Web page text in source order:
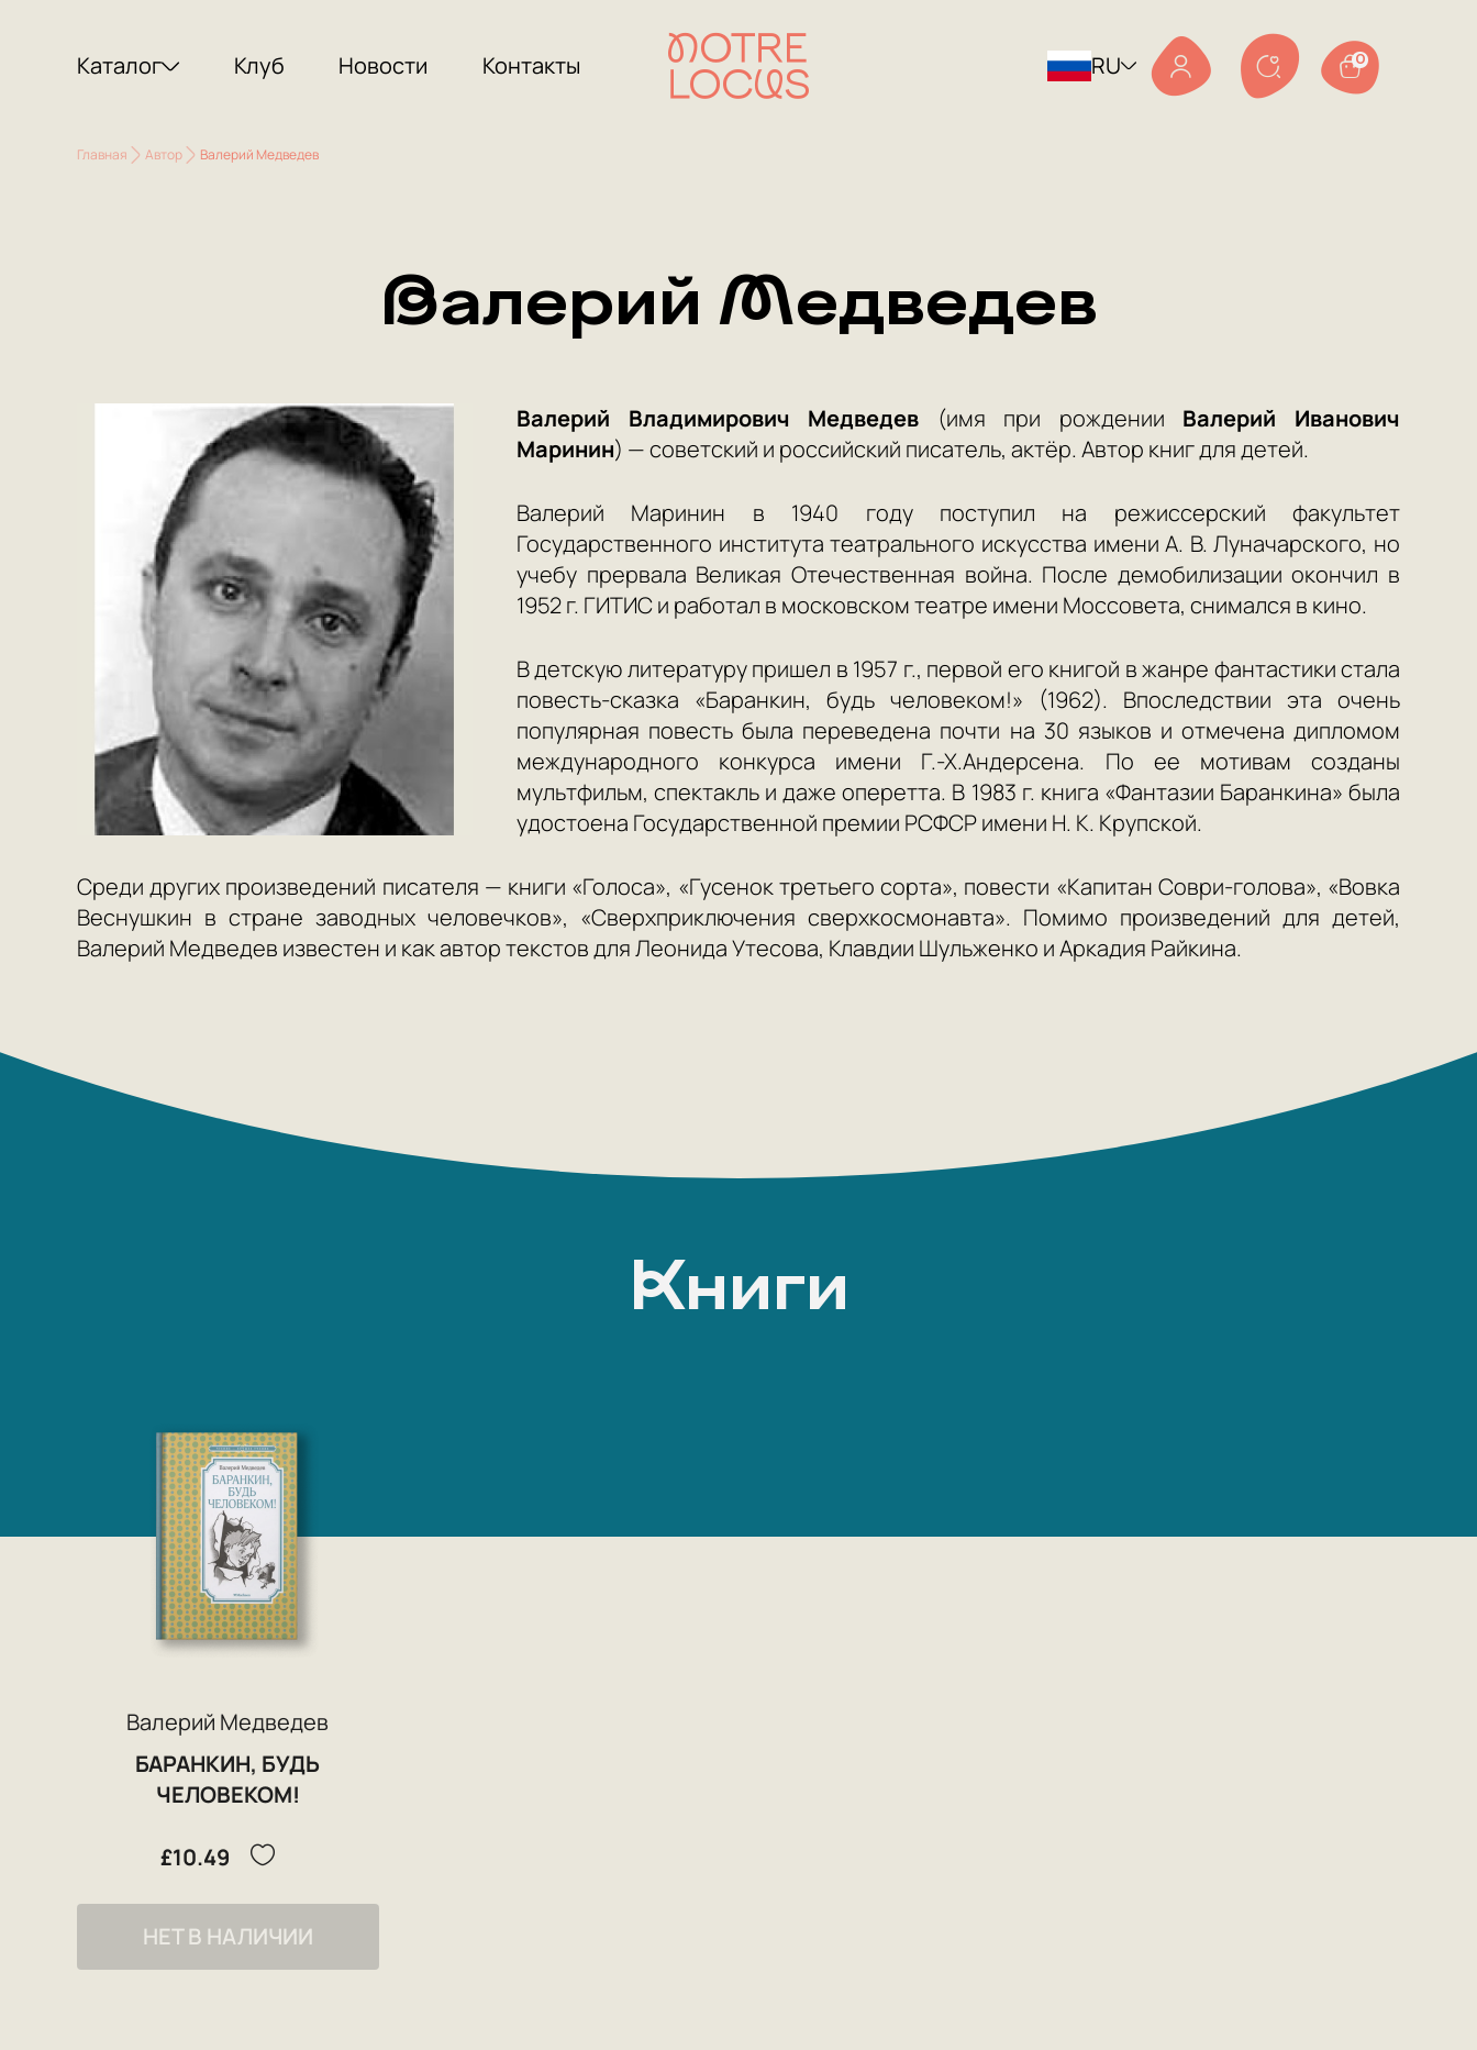
Каталог Клуб Новости Контакты RU 0
Главная Автор Валерий Медведев
Валерий Медведев
Валерий Владимирович Медведев (имя при рождении Валерий Иванович
Маринин) — советский и российский писатель, актёр. Автор книг для детей.
Валерий Маринин в 1940 году поступил на режиссерский факультет
Государственного института театрального искусства имени А. В. Луначарского, но
учебу прервала Великая Отечественная война. После демобилизации окончил в
1952 г. ГИТИС и работал в московском театре имени Моссовета, снимался в кино.
В детскую литературу пришел в 1957 г., первой его книгой в жанре фантастики стала
повесть-сказка «Баранкин, будь человеком!» (1962). Впоследствии эта очень
популярная повесть была переведена почти на 30 языков и отмечена дипломом
международного конкурса имени Г.-Х.Андерсена. По ее мотивам созданы
мультфильм, спектакль и даже оперетта. В 1983 г. книга «Фантазии Баранкина» была
удостоена Государственной премии РСФСР имени Н. К. Крупской.
Среди других произведений писателя — книги «Голоса», «Гусенок третьего сорта», повести «Капитан Соври-голова», «Вовка
Веснушкин в стране заводных человечков», «Сверхприключения сверхкосмонавта». Помимо произведений для детей,
Валерий Медведев известен и как автор текстов для Леонида Утесова, Клавдии Шульженко и Аркадия Райкина.
Книги
Валерий Медведев
БАРАНКИН, БУДЬ
ЧЕЛОВЕКОМ!
£10.49
НЕТ В НАЛИЧИИ